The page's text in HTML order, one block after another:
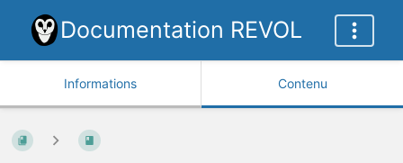
Documentation REVOL
Informations Contenu